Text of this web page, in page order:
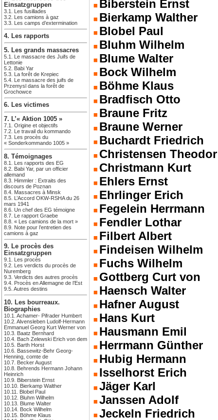
Einsatzgruppen
3.1. Les fusillades
3.2. Les camions à gaz
3.3. Les camps d’extermination
4. Les rapports
5. Les grands massacres
5.1. Le massacre des Juifs de
Lettonie
5.2. Babi Yar
5.3. La forêt de Krepiec
5.4. Le massacre des juifs de
Przemysl dans la forêt de
Grochowce
6. Les victimes
7. L’« Aktion 1005 »
7.1. Origine et objectifs
7.2. Le travail du kommando
7.3. Les procès du
« Sonderkommando 1005 »
8. Témoignages
8.1. Les rapports des EG
8.2. Babi Yar, par un officier
allemand
8.3. Himmler : Extraits des
discours de Poznan
8.4. Massacres à Minsk
8.5. L’Accord OKW-RSHA du 26
mars 1941
8.6. Un chef des EG témoigne
8.7. Le rapport Graebe
8.8. « Les camions de la mort »
8.9. Note pour l’entretien des
camions à gaz
9. Le procès des
Einsatzgruppen
9.1. Les procès
9.2. Les verdicts du procès de
Nuremberg
9.3. Verdicts des autres procès
9.4. Procès en Allemagne de l’Est
9.5. Autres destins
10. Les bourreaux.
Biographies
10.1. Achamer- Pifrader Humbert
10.2. Alvensleben Ludolf-Hermann
Emmanuel Georg Kurt Werner von
10.3. Baatz Bernhard
10.4. Bach Zelewski Erich von dem
10.5. Barth Horst
10.6. Bassewitz-Behr Georg-
Henning, comte de
10.7. Becker August
10.8. Behrends Hermann Johann
Heinrich
10.9. Biberstein Ernst
10.10. Bierkamp Walther
10.11. Blobel Paul
10.12. Bluhm Wilhelm
10.13. Blume Walter
10.14. Bock Wilhelm
10.15. Böhme Klaus
Biberstein Ernst
Bierkamp Walther
Blobel Paul
Bluhm Wilhelm
Blume Walter
Bock Wilhelm
Böhme Klaus
Bradfisch Otto
Braune Fritz
Braune Werner
Buchardt Friedrich
Christensen Theodor
Christmann Kurt
Ehlers Ernst
Ehrlinger Erich
Fegelein Herrmann
Fendler Lothar
Filbert Albert
Findeisen Wilhelm
Fuchs Wilhelm
Gottberg Curt von
Haensch Walter
Hafner August
Hans Kurt
Hausmann Emil
Herrmann Günther
Hubig Hermann
Isselhorst Erich
Jäger Karl
Janssen Adolf
Jeckeln Friedrich